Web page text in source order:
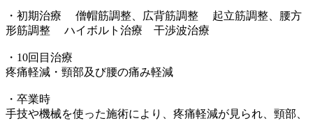
・初期治療 僧帽筋調整、広背筋調整 起立筋調整、腰方
形筋調整 ハイボルト治療 干渉波治療
・10回目治療
疼痛軽減・頸部及び腰の痛み軽減
・卒業時
手技や機械を使った施術により、疼痛軽減が見られ、頸部、